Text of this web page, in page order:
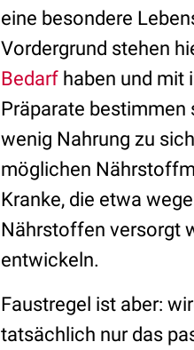
eine besondere
Vordergrund stehen
Bedarf haben und mit
Präparate bestimmen
wenig Nahrung zu
möglichen
Kranke, die etwa
Nährstoffen versorgt
entwickeln.
Faustregel ist aber:
tatsächlich nur das